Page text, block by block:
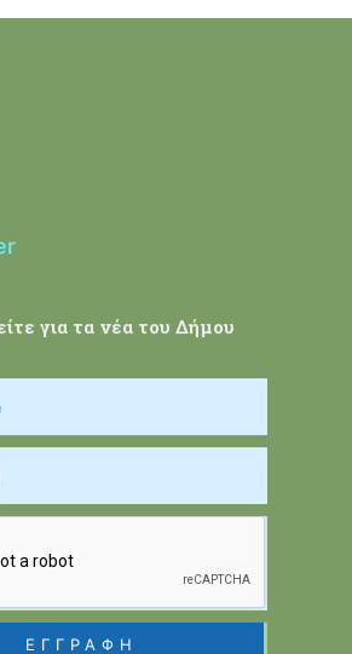
για τα νέα του Δήμου
ΕΓΓΡΑΦΗ